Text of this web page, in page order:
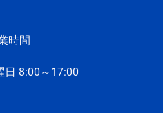
時間
日 8:00～17:00